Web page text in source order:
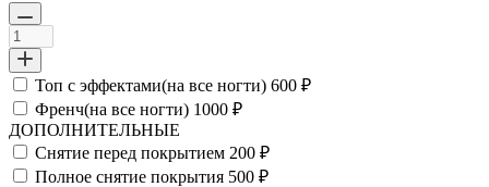
Топ с эффектами(на все ногти) 600 ₽
Френч(на все ногти) 1000 ₽
ДОПОЛНИТЕЛЬНЫЕ
Снятие перед покрытием 200 ₽
Полное снятие покрытия 500 ₽